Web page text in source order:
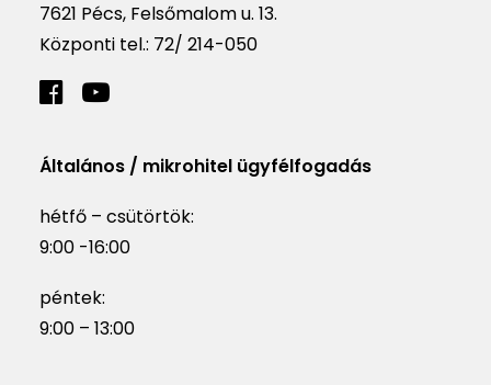
7621 Pécs, Felsőmalom u. 13.
Központi tel.: 72/ 214-050
Általános / mikrohitel ügyfélfogadás
hétfő – csütörtök:
9:00 -16:00
péntek:
9:00 – 13:00